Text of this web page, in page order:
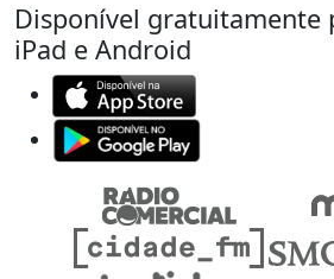
Disponível gratuitamente
iPad e Android